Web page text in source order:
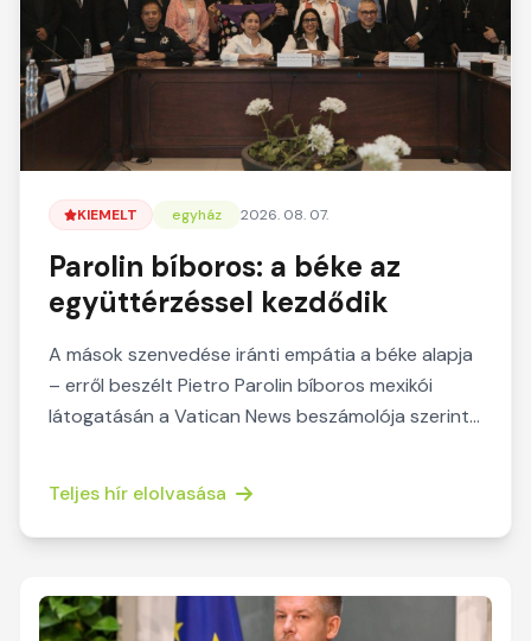
KIEMELT egyház 2026. 08. 07.
Parolin bíboros: a béke az
együttérzéssel kezdődik
A mások szenvedése iránti empátia a béke alapja
– erről beszélt Pietro Parolin bíboros mexikói
látogatásán a Vatican News beszámolója szerint.
Teljes hír elolvasása